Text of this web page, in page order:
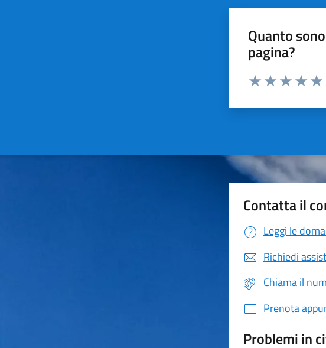
Quanto
pagina?
Valuta da 1 a 5 stelle la
Contatta il
Leggi le
Richiedi
Chiama il
Prenota
Problemi in